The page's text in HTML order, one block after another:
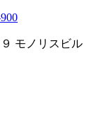
モノリスビル